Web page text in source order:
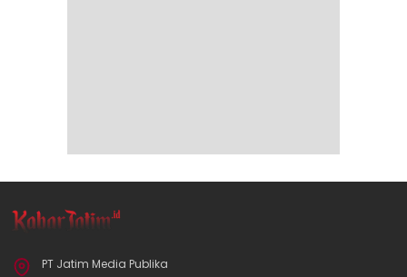
PT Jatim Media Publika